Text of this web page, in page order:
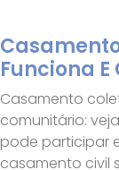
Funciona
Casamento
comunitário:
pode participar
casamento civil